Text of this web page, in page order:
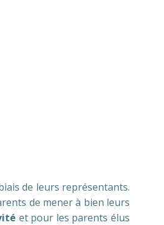
de leurs représentants.
de mener à bien leurs
et pour les parents élus